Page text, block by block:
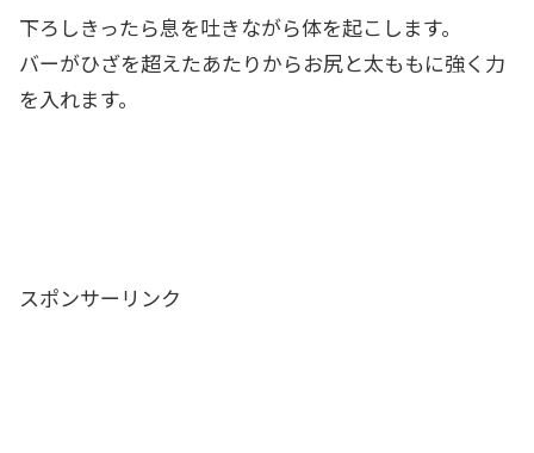
下ろしきったら息を吐きながら体を起こします。
バーがひざを超えたあたりからお尻と太ももに強く力
を入れます。
スポンサーリンク